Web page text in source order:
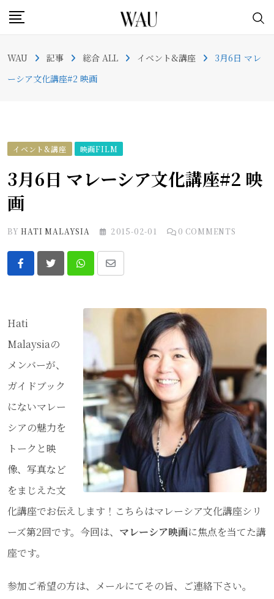
Skip
content
WAU 記事 総合 ALL イベント&講座
3月6日 マレ
ーシア文化講座#2 映画
イベント&講座 映画FILM
3月6日 マレーシア文化講座#2 映
画
BYHATI MALAYSIA 2015-02-01 0 COMMENTS
Whatsapp
Share
Email
Hati
Malaysiaの
メンバーが、
ガイドブック
にないマレー
シアの魅力を
トークと映
像、写真など
をまじえた文
化講座でお伝えします！こちらはマレーシア文化講座シリ
ーズ第2回です。今回は、 マレーシア映画に焦点を当てた講
座です。
参加ご希望の方は、メールにてその旨、ご連絡下さい。